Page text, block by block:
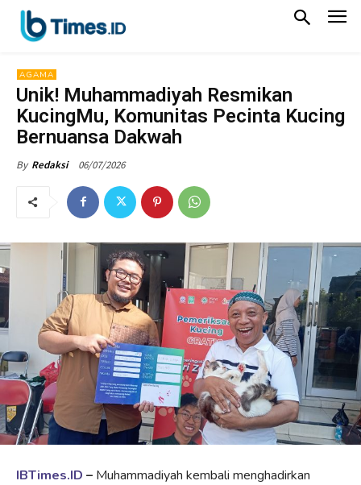
AGAMA
Unik! Muhammadiyah Resmikan
KucingMu, Komunitas Pecinta Kucing
Bernuansa Dakwah
By Redaksi 06/07/2026
IBTimes.ID – Muhammadiyah kembali menghadirkan